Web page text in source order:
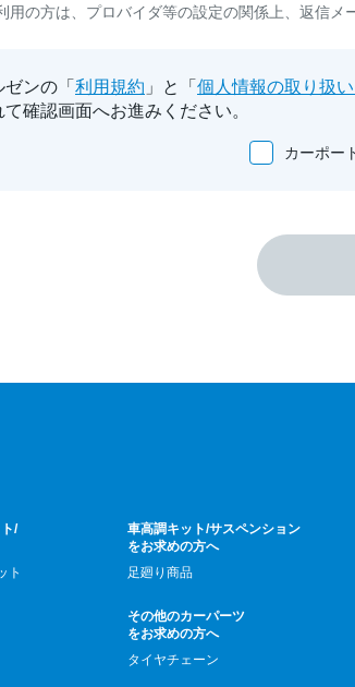
用の方は、プロバイダ等の設定の関係上、返信
ンの「 利用規約 」と「 個人情報の取り扱
確認画面へお進みください。
カーポー
/
ト
車高調キット/サスペンション
をお求めの方へ
足廻り商品
その他のカーパーツ
をお求めの方へ
タイヤチェーン